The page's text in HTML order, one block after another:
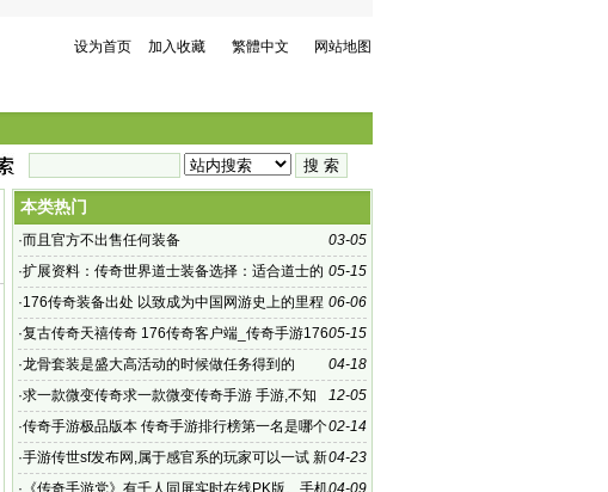
设为首页 加入收藏 繁體中文 网站地图
本类热门
03-05
·而且官方不出售任何装备
05-15
·扩展资料：传奇世界道士装备选择：适合道士的
装备还
06-06
·176传奇装备出处 以致成为中国网游史上的里程
碑
05-15
·复古传奇天禧传奇 176传奇客户端_传奇手游176
复古手机版
04-18
·龙骨套装是盛大高活动的时候做任务得到的
12-05
·求一款微变传奇求一款微变传奇手游 手游,不知
道诸位玩家还记不记得
02-14
·传奇手游极品版本 传奇手游排行榜第一名是哪个
04-23
·手游传世sf发布网,属于感官系的玩家可以一试 新
手游传世sf
04-09
· 《传奇手游党》有千人同屏实时在线PK版、手机